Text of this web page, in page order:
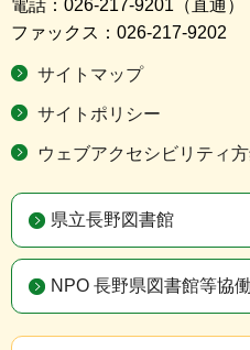
電話：026-217-9201（直通）
ファックス：026-217-9202
サイトマップ
サイトポリシー
ウェブアクセシビリティ
県立長野図書館
NPO 長野県図書館等協